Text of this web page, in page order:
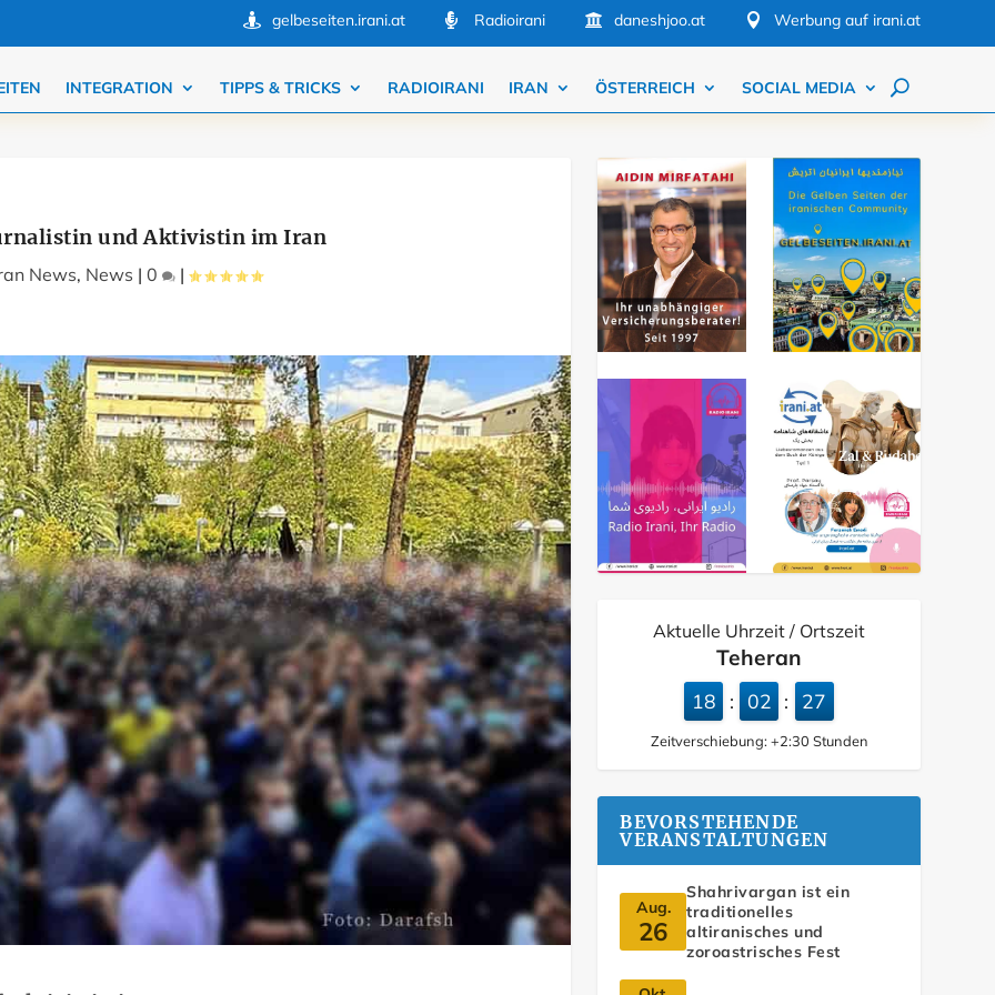
 gelbeseiten.irani.at  Radioirani  daneshjoo.at  Werbung auf irani.at
INTEGRATION TIPPS & TRICKS RADIOIRANI IRAN ÖSTERREICH SOCIAL MEDIA
und Aktivistin im Iran
News, News |0 |
Aktuelle Uhrzeit / Ortszeit
Teheran
18 : 02 : 28
Zeitverschiebung: +2:30 Stunden
BEVORSTEHENDE
VERANSTALTUNGEN
Aug.
26
Shahrivargan ist ein
traditionelles
altiranisches und
zoroastrisches Fest